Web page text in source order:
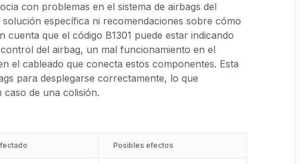
con problemas en el sistema de airbags del
específica ni recomendaciones sobre cómo
que el código B1301 puede estar indicando
del airbag, un mal funcionamiento en el
el cableado que conecta estos componentes. Esta
para desplegarse correctamente, lo que
de una colisión.
Posibles efectos